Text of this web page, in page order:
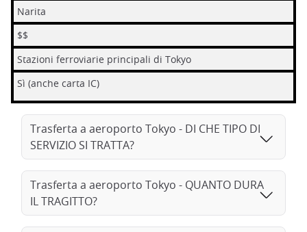
Narita
$$
Stazioni ferroviarie principali di Tokyo
Sì (anche carta IC)
Trasferta a aeroporto Tokyo - DI CHE TIPO DI
SERVIZIO SI TRATTA?
Trasferta a aeroporto Tokyo - QUANTO DURA
IL TRAGITTO?